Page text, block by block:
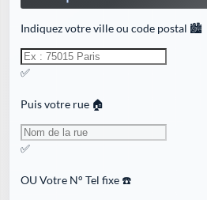
Indiquez votre ville ou code postal 🏙️
✅
Puis votre rue 🏠
✅
OUVotre N° Tel fixe ☎️